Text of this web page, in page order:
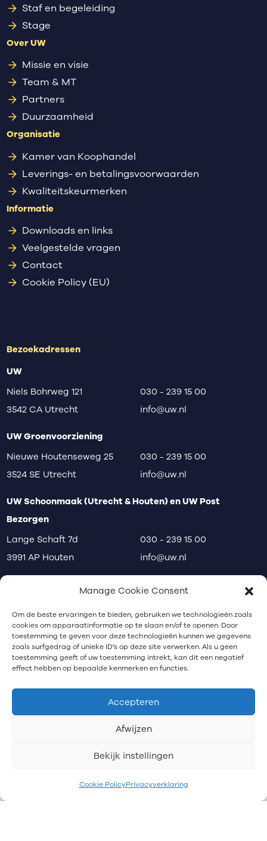
Manage Cookie Consent
Om de beste ervaringen te bieden, gebruiken we technologieën zoals
cookies om apparaatinformatie op te slaan en/of te openen. Door
toestemming te geven voor deze technologieën kunnen we gegevens
zoals surfgedrag of unieke ID's op deze site verwerken. Als u geen
toestemming geeft of uw toestemming intrekt, kan dit een negatief
effect hebben op bepaalde kenmerken en functies.
Accepteren
Afwijzen
Bekijk instellingen
Cookie PolicyPrivacyverklaring
Staf en begeleiding
Stage
Over UW
Missie en visie
Team & MT
Partners
Duurzaamheid
Organisatie
Kamer van Koophandel
Leverings- en betalingsvoorwaarden
Kwaliteitskeurmerken
Informatie
Downloads en links
Veelgestelde vragen
Contact
Cookie Policy (EU)
Bezoekadressen
UW
Niels Bohrweg 121
3542 CA Utrecht
030 - 239 15 00
info@uw.nl
UW Groenvoorziening
Nieuwe Houtenseweg 25
3524 SE Utrecht
030 - 239 15 00
info@uw.nl
UW Schoonmaak (Utrecht & Houten) en UW Post
Bezorgen
Lange Schaft 7d
3991 AP Houten
030 - 239 15 00
info@uw.nl
privacy
klachten
Nieuwsbrief
Schrijf je in voor onze nieuwsbrief.